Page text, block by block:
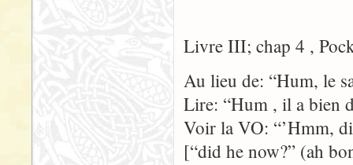
Livre III; chap 4 ,
Au lieu de: “Hum, le
Lire: “Hum , il a bien
Voir la VO: “’Hmm,
[“did he now?” (ah